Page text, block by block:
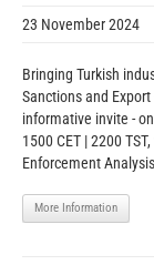
23 November 2024
Bringing Turkish
Sanctions and
informative invite -
1500 CET | 2200
Enforcement
More Information